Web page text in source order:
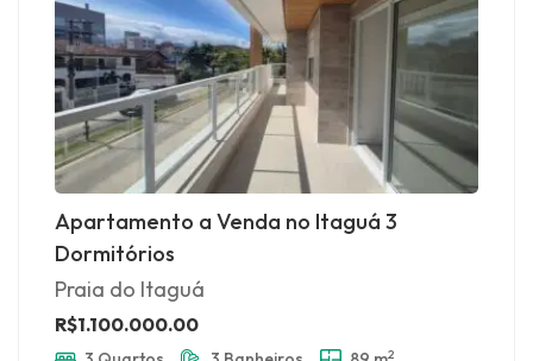
Apartamento a Venda no Itaguá 3
Dormitórios
Praia do Itaguá
R$1.100.000.00
2